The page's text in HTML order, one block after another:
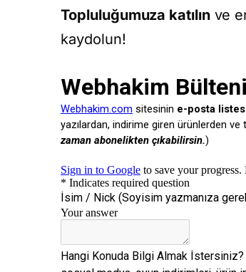
Topluluğumuza katılınve
kaydolun!